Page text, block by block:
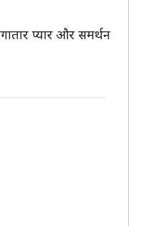
प्यार और समर्थन